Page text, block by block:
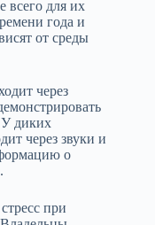
всего для их
года и
от среды
через
У диких
через звуки и
о
при